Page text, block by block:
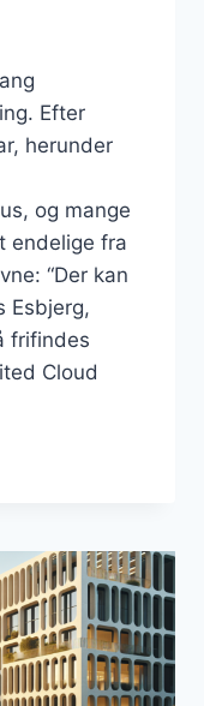
Efter
herunder
og mange
endelige fra
“Der kan
Esbjerg,
frifindes
Cloud